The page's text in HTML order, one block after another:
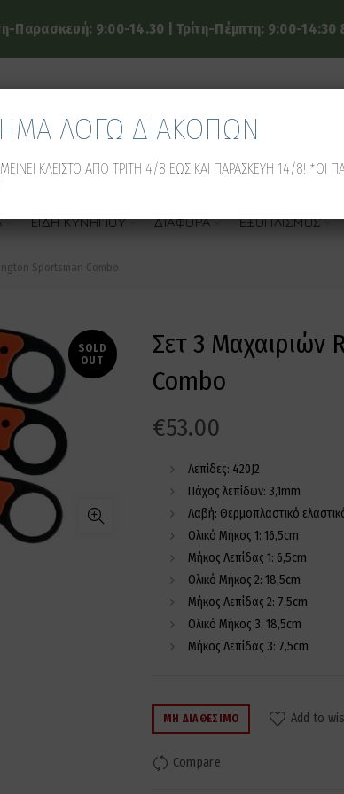
Παρασκευή: 9:00-14.30 | Τρίτη-Πέμπτη: 9:00-14:30
ΕΊΔΗ ΚΥΝΗΓΙΟΎ ΔΙΆΦΟΡΑ ΕΞΟΠΛΙΣΜΌΣ
Sportsman Combo
SOLD
OUT
Σετ 3 Μαχαιριών
Combo
€53.00
Λεπίδες: 420J2
Πάχος λεπίδων: 3,1mm
Λαβή: Θερμοπλαστικό
Ολικό Μήκος 1: 16,5cm
Μήκος Λεπίδας 1: 6,5cm
Ολικό Μήκος 2: 18,5cm
Μήκος Λεπίδας 2: 7,5cm
Ολικό Μήκος 3: 18,5cm
Μήκος Λεπίδας 3: 7,5cm
ΜΗ ΔΙΑΘΈΣΙΜΟ Add to
Compare
ΛΟΓΩ ΔΙΑΚΟΠΩΝ
ΚΛΕΙΣΤΟ ΑΠΟ ΤΡΙΤΗ 4/8 ΕΩΣ ΚΑΙ ΠΑΡΑΣΚΕΥΗ 14/8! *ΟΙ